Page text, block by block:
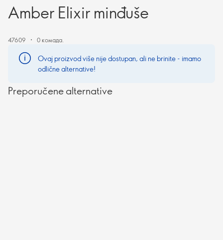
Amber Elixir minđuše
47609 0 комада.
Ovaj proizvod više nije dostupan, ali ne brinite - imamo
odlične alternative!
Preporučene alternative